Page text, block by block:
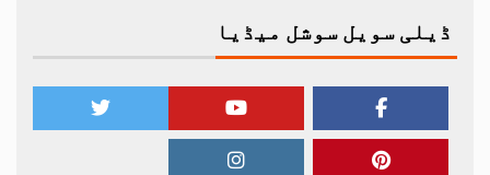
ڈیلی سویل سوشل میڈیا